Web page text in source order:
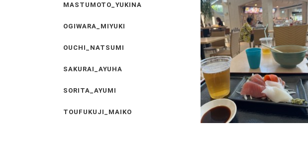
MASTUMOTO_YUKINA
OGIWARA_MIYUKI
OUCHI_NATSUMI
SAKURAI_AYUHA
SORITA_AYUMI
TOUFUKUJI_MAIKO